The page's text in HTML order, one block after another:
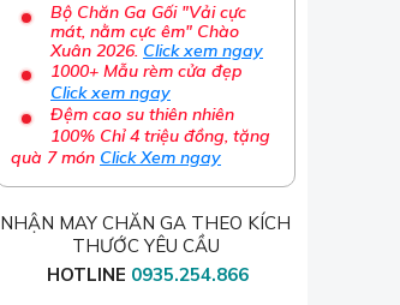
Bộ Chăn Ga Gối "Vải cực
mát, nằm cực êm" Chào
Xuân 2026. Click xem ngay
1000+ Mẫu rèm cửa đẹp
Click xem ngay
Đệm cao su thiên nhiên
100% Chỉ 4 triệu đồng, tặng
quà 7 món Click Xem ngay
NHẬN MAY CHĂN GA THEO KÍCH
THƯỚC YÊU CẦU
HOTLINE 0935.254.866